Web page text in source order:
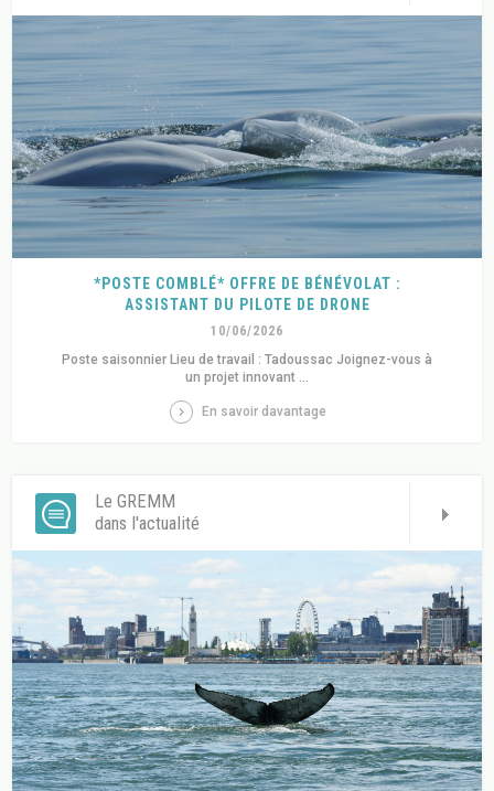
*POSTE COMBLÉ* OFFRE DE BÉNÉVOLAT :
ASSISTANT DU PILOTE DE DRONE
10/06/2026
Poste saisonnier Lieu de travail : Tadoussac Joignez-vous à
un projet innovant ...
En savoir davantage
Le GREMM
dans l'actualité